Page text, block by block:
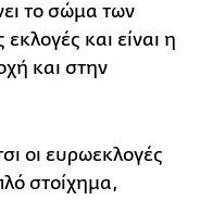
το σώμα των
και είναι η
και στην
οι ευρωεκλογές
στοίχημα,